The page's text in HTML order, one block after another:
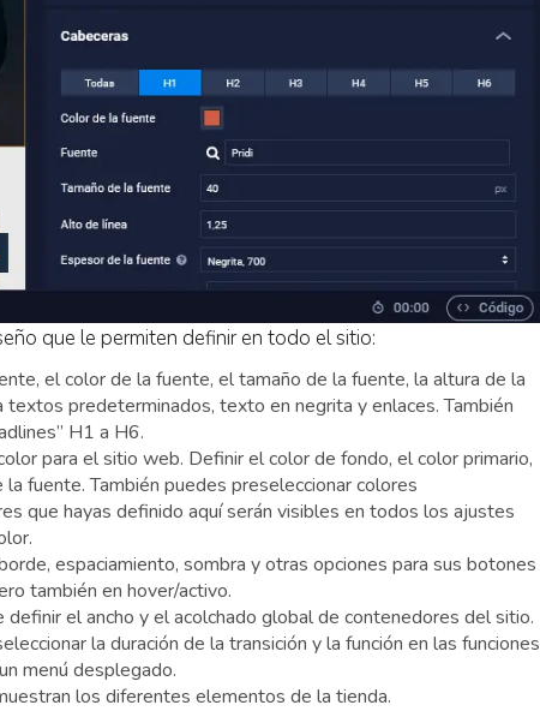
que le permiten definir en todo el sitio:
el color de la fuente, el tamaño de la fuente, la altura de la
textos predeterminados, texto en negrita y enlaces. También
H1 a H6.
para el sitio web. Definir el color de fondo, el color primario,
fuente. También puedes preseleccionar colores
que hayas definido aquí serán visibles en todos los ajustes
espaciamiento, sombra y otras opciones para sus botones
también en hover/activo.
definir el ancho y el acolchado global de contenedores del sitio.
la duración de la transición y la función en las funciones
menú desplegado.
los diferentes elementos de la tienda.